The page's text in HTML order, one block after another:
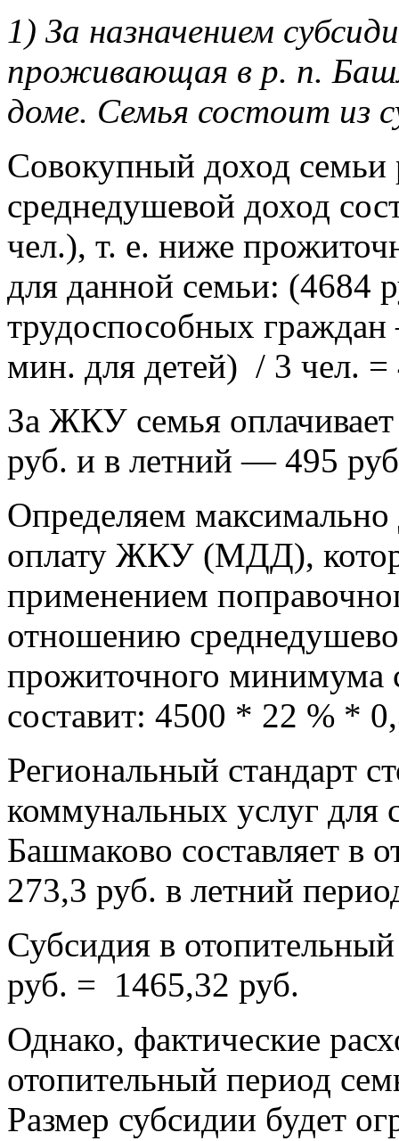
1) За назначением
проживающая в р. п.
доме. Семья состоит из
Совокупный доход семьи
среднедушевой доход
чел.), т. е. ниже
для данной семьи: (4684
трудоспособных
мин. для детей) / 3 чел. =
За ЖКУ семья
руб. и в летний — 495
Определяем
оплату ЖКУ (МДД),
применением
отношению
прожиточного
составит: 4500 * 22 % *
Региональный стандарт
коммунальных услуг для
Башмаково составляет в
273,3 руб. в летний
Субсидия в
руб. = 1465,32 руб.
Однако, фактические
отопительный период
Размер субсидии будет